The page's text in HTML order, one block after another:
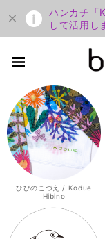
ハンカチ「
して活用し
ひびのこづえ / Kodue
Hibino